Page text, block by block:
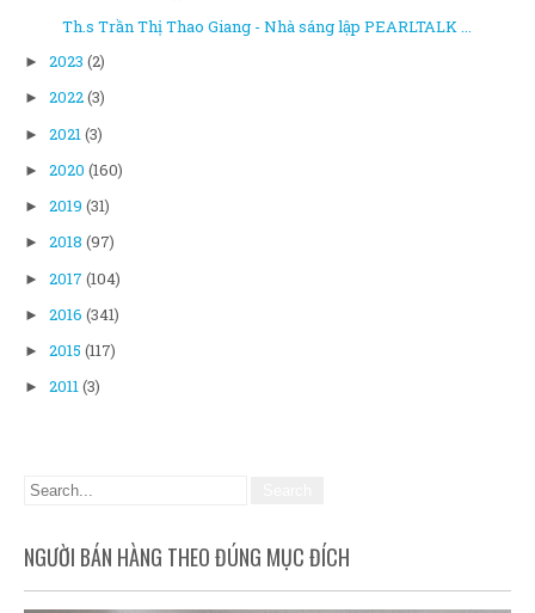
Th.s Trần Thị Thao Giang - Nhà sáng lập PEARLTALK ...
► 2023 (2)
► 2022(3)
► 2021(3)
► 2020 (160)
► 2019 (31)
► 2018 (97)
► 2017 (104)
► 2016 (341)
► 2015 (117)
► 2011(3)
NGƯỜI BÁN HÀNG THEO ĐÚNG MỤC ĐÍCH